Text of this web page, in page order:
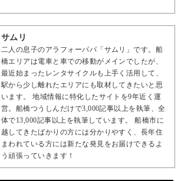
サムリ
二人の息子のアラフォーパパ「サムリ」です。船
橋エリアは電車と車での移動がメインでしたが、
最近始まったレンタサイクルも上手く活用して、
駅から少し離れたエリアにも取材してきたいと思
います。 地域情報に特化したサイトを9年近く運
営。船橋つうしんだけで3,000記事以上を執筆、全
体で13,000記事以上を執筆しています。 船橋市に
越してきたばかりの方には分かりやすく、長年住
まわれている方には新たな発見をお届けできるよ
う頑張っていきます！